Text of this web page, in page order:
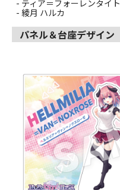
- ティア＝フォーレンタイト
- 綾月 ハルカ
パネル＆台座デザイン